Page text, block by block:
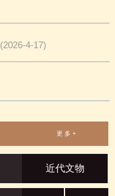
(2026-4-17)
更 多 +
近代文物